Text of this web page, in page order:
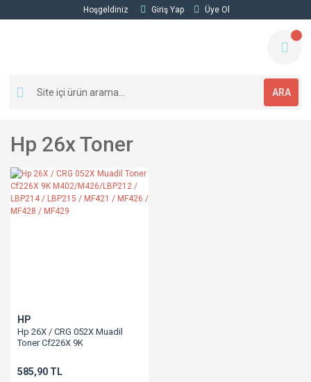
Hoşgeldiniz Giriş Yap Üye Ol
ARA
Hp 26x Toner
HP
Hp 26X / CRG 052X Muadil
Toner Cf226X 9K
LBP215 / MF421 / MF426 /
MF428 / MF429
585,90 TL